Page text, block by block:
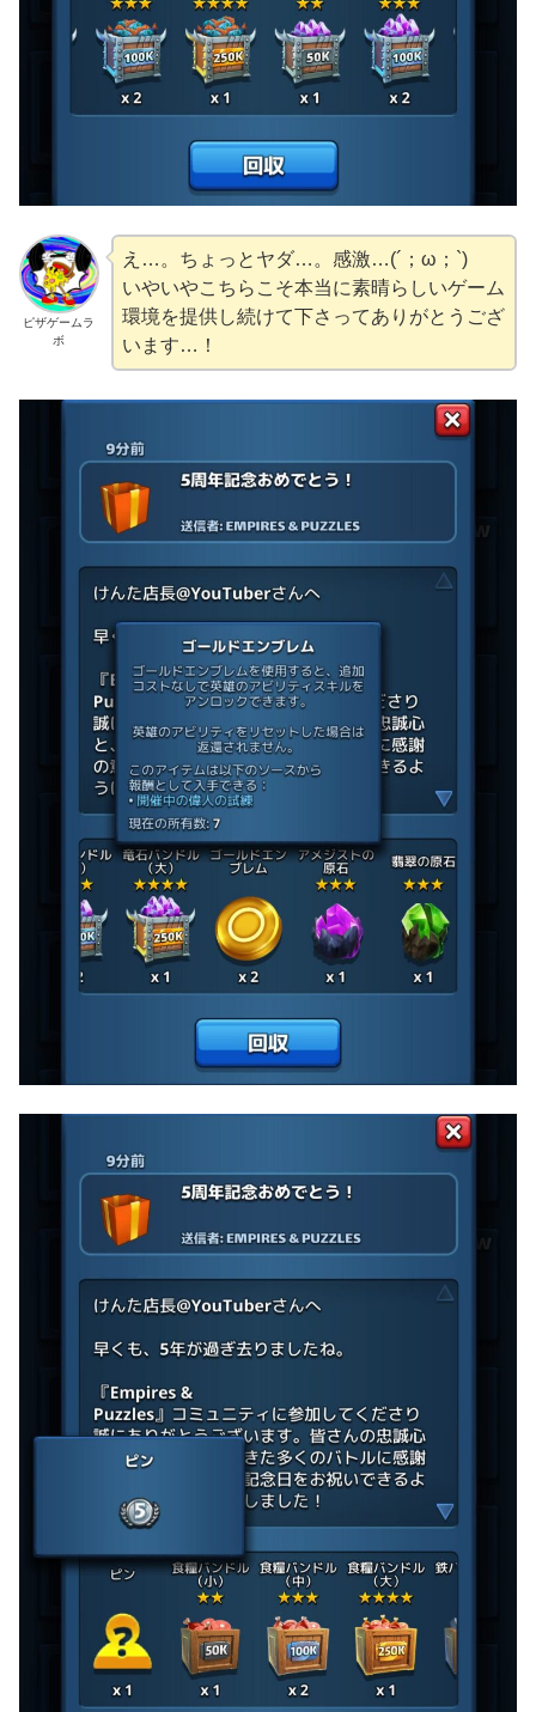
ピザゲームラ
ボ
え…。ちょっとヤダ…。感激…(´；ω；`)
いやいやこちらこそ本当に素晴らしいゲーム
環境を提供し続けて下さってありがとうござ
います…！